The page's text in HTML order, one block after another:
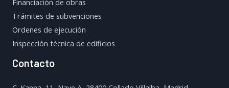
Trámites de subvenciones
Ordenes de ejecución
Inspección técnica de edificios
Contacto